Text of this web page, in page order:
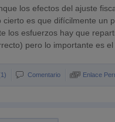
los efectos del ajuste
cierto es que difícilmente un
los esfuerzos hay que
pero lo importante es
Comentario Enlace